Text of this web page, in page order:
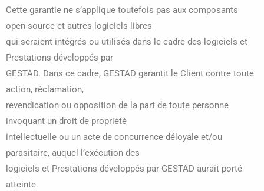
Cette garantie ne s’applique toutefois pas aux composants
open source et autres logiciels libres
qui seraient intégrés ou utilisés dans le cadre des logiciels et
Prestations développés par
GESTAD. Dans ce cadre, GESTAD garantit le Client contre toute
action, réclamation,
revendication ou opposition de la part de toute personne
invoquant un droit de propriété
intellectuelle ou un acte de concurrence déloyale et/ou
parasitaire, auquel l’exécution des
logiciels et Prestations développés par GESTAD aurait porté
atteinte.